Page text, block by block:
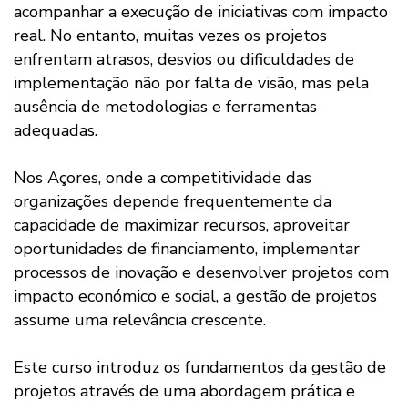
acompanhar a execução de iniciativas com impacto
real. No entanto, muitas vezes os projetos
enfrentam atrasos, desvios ou dificuldades de
implementação não por falta de visão, mas pela
ausência de metodologias e ferramentas
adequadas.
Nos Açores, onde a competitividade das
organizações depende frequentemente da
capacidade de maximizar recursos, aproveitar
oportunidades de financiamento, implementar
processos de inovação e desenvolver projetos com
impacto económico e social, a gestão de projetos
assume uma relevância crescente.
Este curso introduz os fundamentos da gestão de
projetos através de uma abordagem prática e